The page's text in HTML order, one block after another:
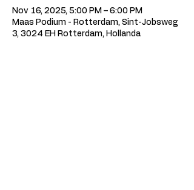
Nov 16, 2025, 5:00 PM – 6:00 PM
Maas Podium - Rotterdam, Sint-Jobsweg
3, 3024 EH Rotterdam, Hollanda